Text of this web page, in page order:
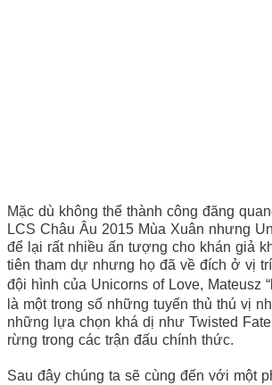
Mặc dù không thể thành công đăng
LCS Châu Âu 2015 Mùa Xuân nhưng
để lại rất nhiều ấn tượng cho khán giả
tiên tham dự nhưng họ đã về đích ở vị
đội hình của Unicorns of Love, Mateusz “
là một trong số những tuyển thủ thú vị
những lựa chọn khá dị như Twisted
rừng trong các trận đấu chính thức.
Sau đây chúng ta sẽ cùng đến với một